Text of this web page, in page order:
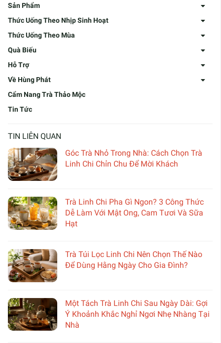
Sản Phẩm
Thức Uống Theo Nhịp Sinh Hoạt
Thức Uống Theo Mùa
Quà Biếu
Hỗ Trợ
Về Hùng Phát
Cẩm Nang Trà Thảo Mộc
Tin Tức
TIN LIÊN QUAN
Góc Trà Nhỏ Trong Nhà: Cách Chọn Trà
Linh Chi Chỉn Chu Để Mời Khách
Trà Linh Chi Pha Gì Ngon? 3 Công Thức
Dễ Làm Với Mật Ong, Cam Tươi Và Sữa
Hạt
Trà Túi Lọc Linh Chi Nên Chọn Thế Nào
Để Dùng Hằng Ngày Cho Gia Đình?
Một Tách Trà Linh Chi Sau Ngày Dài: Gợi
Ý Khoảnh Khắc Nghỉ Ngơi Nhẹ Nhàng Tại
Nhà